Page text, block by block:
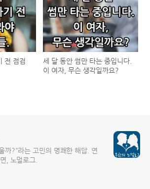
전 점검
세 달 동안 썸만 타는 중입니다.
이 여자, 무슨 생각일까요?
까?"라는 고민의 명쾌한 해답. 연
, 노멀로그.